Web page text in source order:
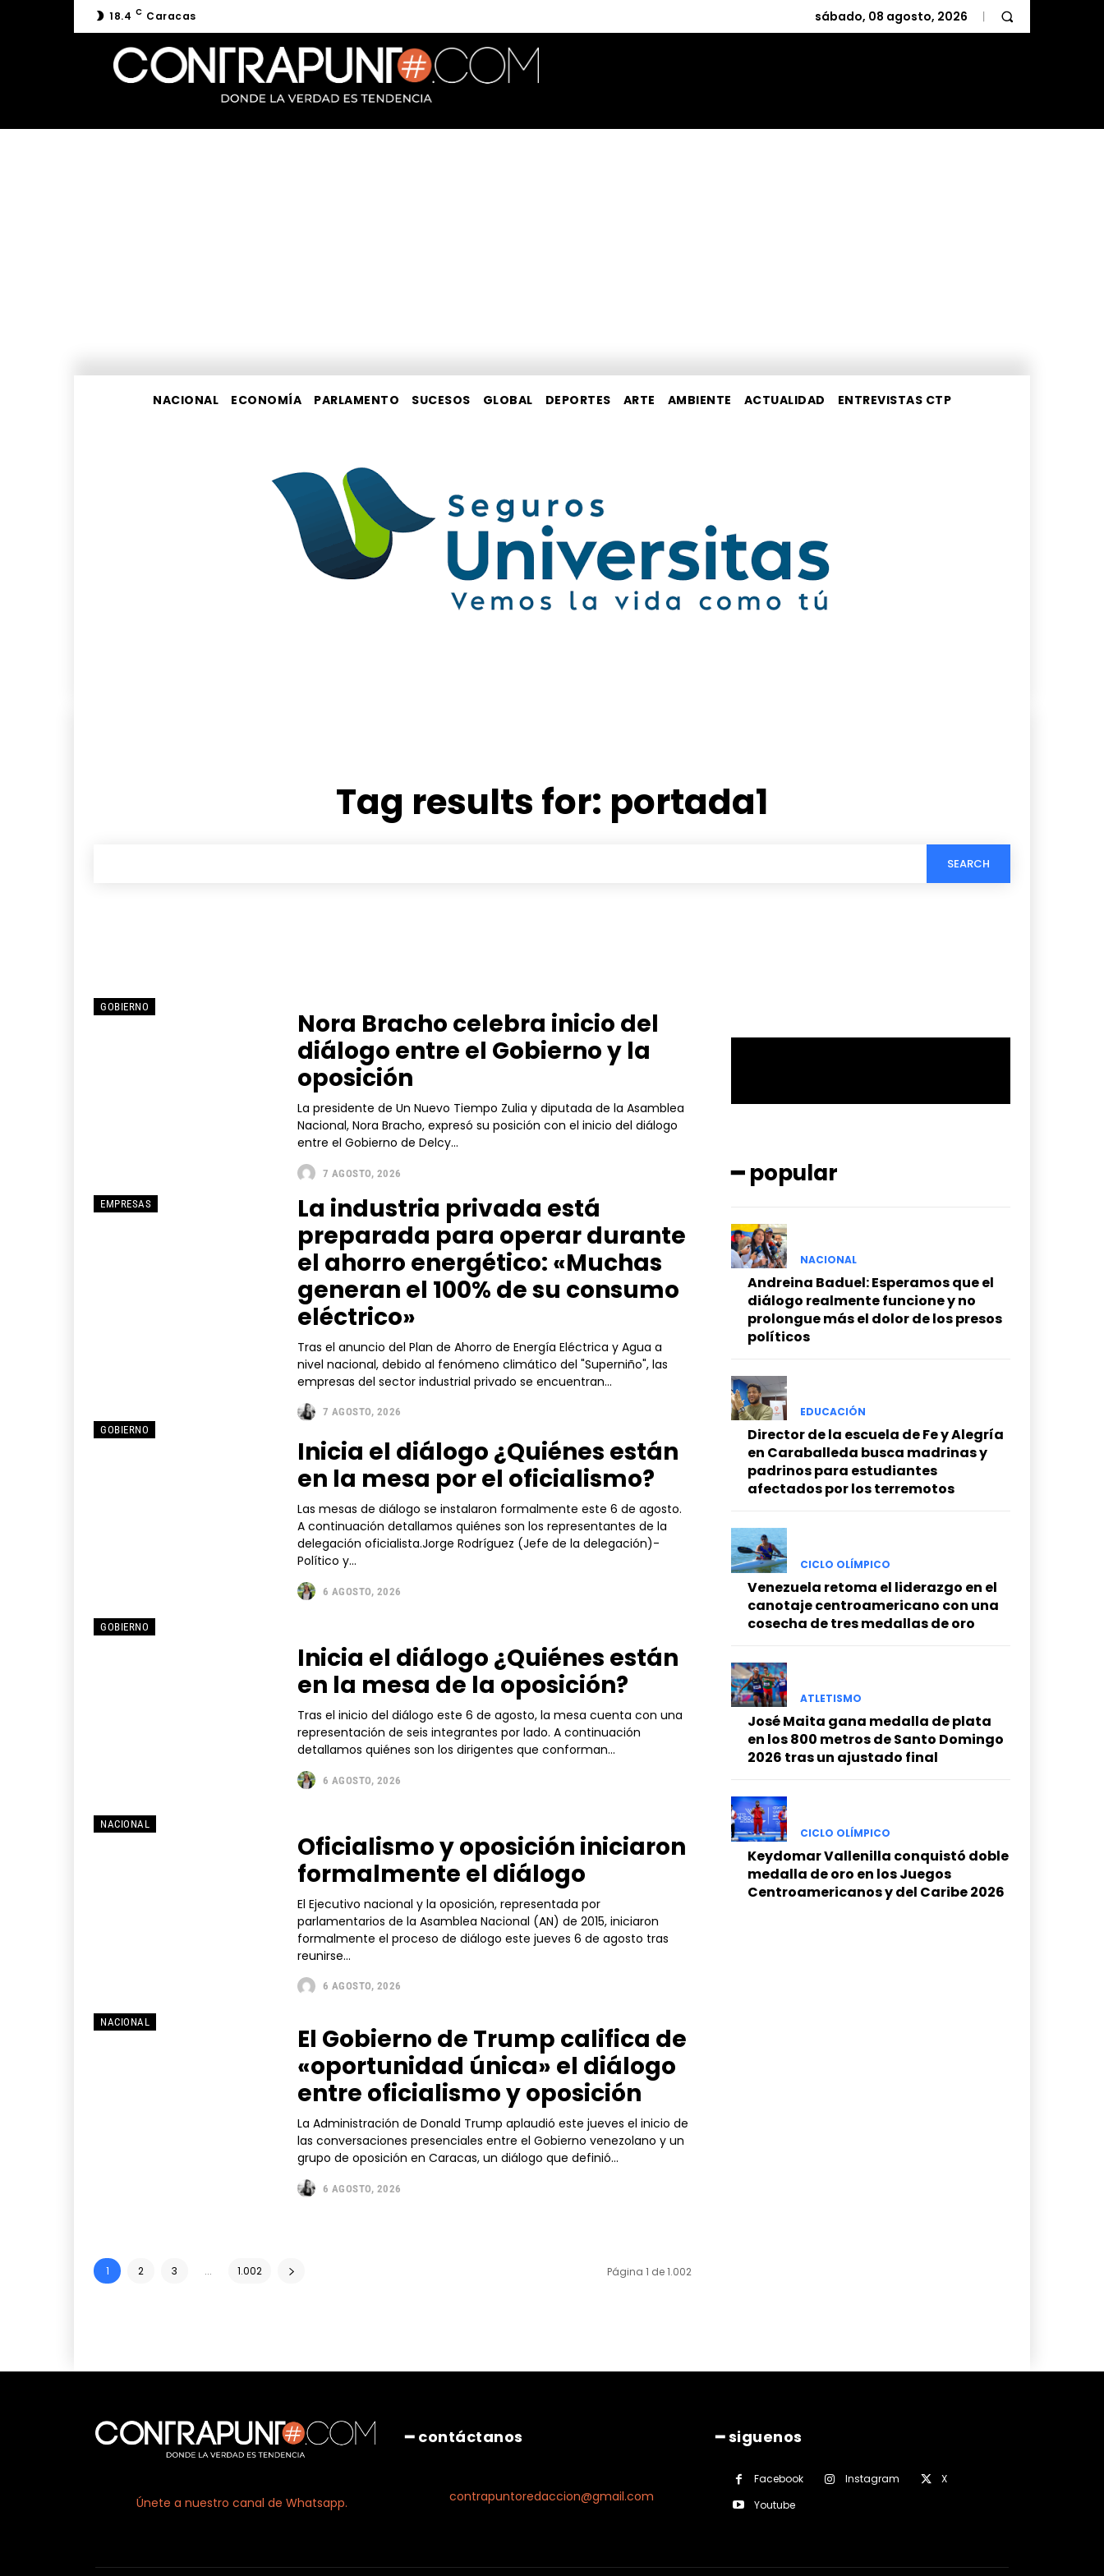
18.4 C Caracas sábado, 08 agosto, 2026
NACIONAL ECONOMÍA PARLAMENTO SUCESOS GLOBAL DEPORTES ARTE AMBIENTE ACTUALIDAD ENTREVISTAS CTP
Tag results for: portada1
SEARCH
GOBIERNO
Nora Bracho celebra inicio del
diálogo entre el Gobierno y la
oposición
La presidente de Un Nuevo Tiempo Zulia y diputada de la Asamblea
Nacional, Nora Bracho, expresó su posición con el inicio del diálogo
entre el Gobierno de Delcy...
7 AGOSTO, 2026
EMPRESAS
La industria privada está
preparada para operar durante
el ahorro energético: «Muchas
generan el 100% de su consumo
eléctrico»
Tras el anuncio del Plan de Ahorro de Energía Eléctrica y Agua a
nivel nacional, debido al fenómeno climático del "Superniño", las
empresas del sector industrial privado se encuentran...
7 AGOSTO, 2026
GOBIERNO
Inicia el diálogo ¿Quiénes están
en la mesa por el oficialismo?
Las mesas de diálogo se instalaron formalmente este 6 de agosto.
A continuación detallamos quiénes son los representantes de la
delegación oficialista.Jorge Rodríguez (Jefe de la delegación)-
Político y...
6 AGOSTO, 2026
GOBIERNO
Inicia el diálogo ¿Quiénes están
en la mesa de la oposición?
Tras el inicio del diálogo este 6 de agosto, la mesa cuenta con una
representación de seis integrantes por lado. A continuación
detallamos quiénes son los dirigentes que conforman...
6 AGOSTO, 2026
NACIONAL
Oficialismo y oposición iniciaron
formalmente el diálogo
El Ejecutivo nacional y la oposición, representada por
parlamentarios de la Asamblea Nacional (AN) de 2015, iniciaron
formalmente el proceso de diálogo este jueves 6 de agosto tras
reunirse...
6 AGOSTO, 2026
NACIONAL
El Gobierno de Trump califica de
«oportunidad única» el diálogo
entre oficialismo y oposición
La Administración de Donald Trump aplaudió este jueves el inicio de
las conversaciones presenciales entre el Gobierno venezolano y un
grupo de oposición en Caracas, un diálogo que definió...
6 AGOSTO, 2026
1 2 3 ... 1.002 Página 1 de 1.002
━ popular
NACIONAL
Andreina Baduel: Esperamos que el
diálogo realmente funcione y no
prolongue más el dolor de los presos
políticos
EDUCACIÓN
Director de la escuela de Fe y Alegría
en Caraballeda busca madrinas y
padrinos para estudiantes
afectados por los terremotos
CICLO OLÍMPICO
Venezuela retoma el liderazgo en el
canotaje centroamericano con una
cosecha de tres medallas de oro
ATLETISMO
José Maita gana medalla de plata
en los 800 metros de Santo Domingo
2026 tras un ajustado final
CICLO OLÍMPICO
Keydomar Vallenilla conquistó doble
medalla de oro en los Juegos
Centroamericanos y del Caribe 2026
Únete a nuestro canal de Whatsapp.
━ contáctanos
contrapuntoredaccion@gmail.com
━ siguenos
Facebook Instagram
X
Youtube